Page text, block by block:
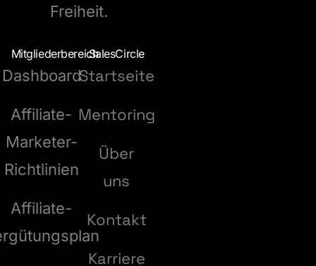
Freiheit.
Mitgliederbereich
Dashboard
Affiliate-
Marketer-
Richtlinien
Affiliate-
SalesCircle
Startseite
Mentoring
Über
uns
Kontakt
Karriere